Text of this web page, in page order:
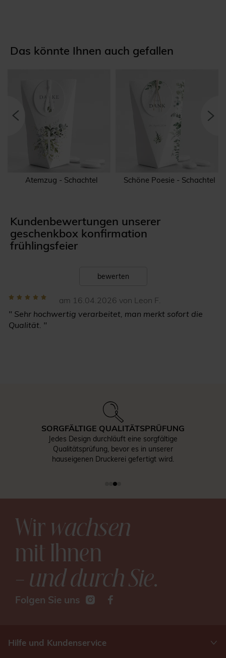
Das könnte Ihnen auch gefallen
Atemzug - Schachtel Schöne Poesie - Schachtel
Kundenbewertungen unserer
geschenkbox konfirmation
frühlingsfeier
bewerten
am 16.04.2026 von Leon F.
" Sehr hochwertig verarbeitet, man merkt sofort die
Qualität. "
SORGFÄLTIGE QUALITÄTSPRÜFUNG
Jedes Design durchläuft eine sorgfältige
Qualitätsprüfung, bevor es in unserer
hauseigenen Druckerei gefertigt wird.
Wirwachsen
mit Ihnen
– und durch Sie.
Folgen Sie uns
Hilfe und Kundenservice